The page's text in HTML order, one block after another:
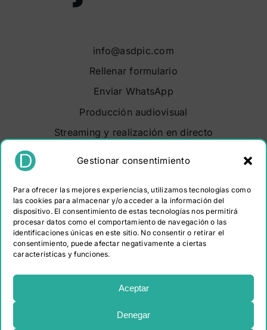
Gestionar consentimiento
Para ofrecer las mejores experiencias, utilizamos tecnologías como
las cookies para almacenar y/o acceder a la información del
dispositivo. El consentimiento de estas tecnologías nos permitirá
procesar datos como el comportamiento de navegación o las
identificaciones únicas en este sitio. No consentir o retirar el
consentimiento, puede afectar negativamente a ciertas
características y funciones.
Aceptar
Denegar
info@asdpic.com
Rellenar formulario
Enviar WhatsApp
Producción audiovisual
Streaming y realización en directo
Sobre nosotros
Portfolio
Contacto
PROGRAMA KIT DIGITAL COFINANCIADO POR LOS
FONDOS NEXT GENERATION (EU) DEL MECANISMO DE
RECUPERACIÓN Y RESILIENCIA